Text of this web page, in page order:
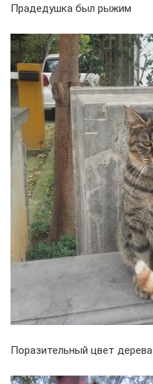
Прадедушка был рыжим
Поразительный цвет дерева